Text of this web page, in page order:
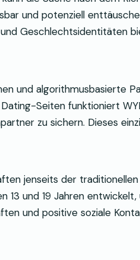
und potenziell
Geschlechtsidentitäten
und algorithmusbasierte
Seiten funktioniert
zu sichern. Dieses
jenseits der
13 und 19 Jahren
und positive soziale